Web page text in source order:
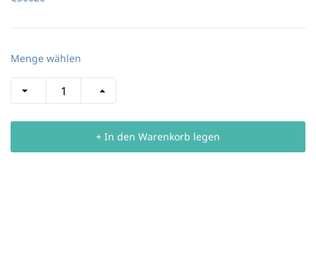
Menge wählen
+ In den Warenkorb legen